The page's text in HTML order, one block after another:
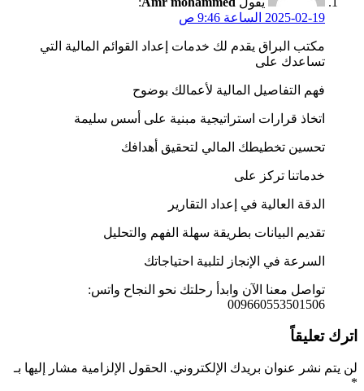
2025-02-19 الساعة 9:46 ص
مكتب البراق يقدم لك خدمات إعداد القوائم المالية التي
تساعدك على
فهم التفاصيل المالية لأعمالك بوضوح
اتخاذ قرارات استراتيجية مبنية على أسس سليمة
تحسين تخطيطك المالي لتحقيق أهدافك
خدماتنا تركز على
الدقة العالية في إعداد التقارير
تقديم البيانات بطريقة سهلة الفهم والتحليل
السرعة في الإنجاز لتلبية احتياجاتك
تواصل معنا الآن وابدأ رحلتك نحو النجاح واتس:
009660553501506
اترك تعليقاً
لن يتم نشر عنوان بريدك الإلكتروني. الحقول الإلزامية مشار إليها بـ
*